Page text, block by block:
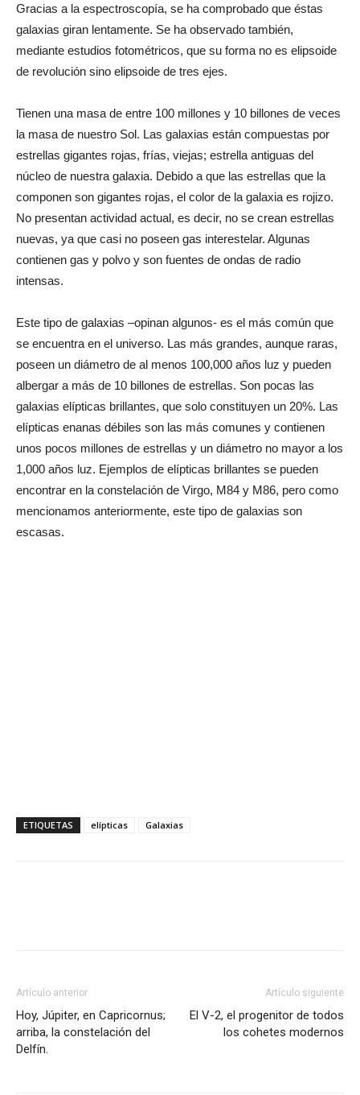
Gracias a la espectroscopía, se ha comprobado que éstas
galaxias giran lentamente. Se ha observado también,
mediante estudios fotométricos, que su forma no es elipsoide
de revolución sino elipsoide de tres ejes.
Tienen una masa de entre 100 millones y 10 billones de veces
la masa de nuestro Sol. Las galaxias están compuestas por
estrellas gigantes rojas, frías, viejas; estrella antiguas del
núcleo de nuestra galaxia. Debido a que las estrellas que la
componen son gigantes rojas, el color de la galaxia es rojizo.
No presentan actividad actual, es decir, no se crean estrellas
nuevas, ya que casi no poseen gas interestelar. Algunas
contienen gas y polvo y son fuentes de ondas de radio
intensas.
Este tipo de galaxias –opinan algunos- es el más común que
se encuentra en el universo. Las más grandes, aunque raras,
poseen un diámetro de al menos 100,000 años luz y pueden
albergar a más de 10 billones de estrellas. Son pocas las
galaxias elípticas brillantes, que solo constituyen un 20%. Las
elípticas enanas débiles son las más comunes y contienen
unos pocos millones de estrellas y un diámetro no mayor a los
1,000 años luz. Ejemplos de elípticas brillantes se pueden
encontrar en la constelación de Virgo, M84 y M86, pero como
mencionamos anteriormente, este tipo de galaxias son
escasas.
ETIQUETAS elípticas Galaxias
Artículo anterior
Hoy, Júpiter, en Capricornus;
arriba, la constelación del
Delfín.
Artículo siguiente
El V-2, el progenitor de todos
los cohetes modernos